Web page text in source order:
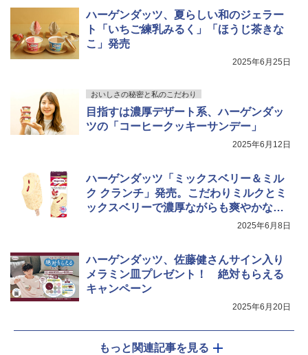
ハーゲンダッツ、夏らしい和のジェラー
ト「いちご練乳みるく」「ほうじ茶きな
こ」発売
2025年6月25日
おいしさの秘密と私のこだわり
目指すは濃厚デザート系、ハーゲンダッ
ツの「コーヒークッキーサンデー」
2025年6月12日
ハーゲンダッツ「ミックスベリー＆ミル
ク クランチ」発売。こだわりミルクとミ
ックスベリーで濃厚ながらも爽やかな味
2025年6月8日
ハーゲンダッツ、佐藤健さんサイン入り
メラミン皿プレゼント！ 絶対もらえる
キャンペーン
2025年6月20日
もっと関連記事を見る